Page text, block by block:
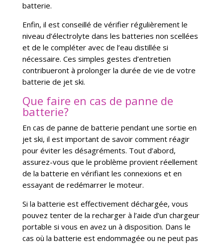
batterie.
Enfin, il est conseillé de vérifier régulièrement le
niveau d’électrolyte dans les batteries non scellées
et de le compléter avec de l’eau distillée si
nécessaire. Ces simples gestes d’entretien
contribueront à prolonger la durée de vie de votre
batterie de jet ski.
Que faire en cas de panne de
batterie?
En cas de panne de batterie pendant une sortie en
jet ski, il est important de savoir comment réagir
pour éviter les désagréments. Tout d’abord,
assurez-vous que le problème provient réellement
de la batterie en vérifiant les connexions et en
essayant de redémarrer le moteur.
Si la batterie est effectivement déchargée, vous
pouvez tenter de la recharger à l’aide d’un chargeur
portable si vous en avez un à disposition. Dans le
cas où la batterie est endommagée ou ne peut pas